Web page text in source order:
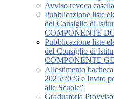
Avviso revoca
Pubblicazione liste
del Consiglio di
COMPONENTE
Pubblicazione liste
del Consiglio di
COMPONENTE
Allestimento
2025/2026 e Invito
alle Scuole”
Graduatoria